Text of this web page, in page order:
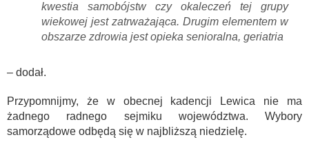
kwestia samobójstw czy okaleczeń tej grupy
wiekowej jest zatrważająca. Drugim elementem w
obszarze zdrowia jest opieka senioralna, geriatria
– dodał.
Przypomnijmy, że w obecnej kadencji Lewica nie ma
żadnego radnego sejmiku województwa. Wybory
samorządowe odbędą się w najbliższą niedzielę.